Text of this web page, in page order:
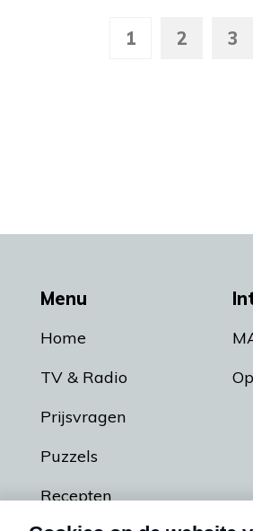
1 2 3
Menu
Home
TV & Radio
Prijsvragen
Puzzels
Recepten